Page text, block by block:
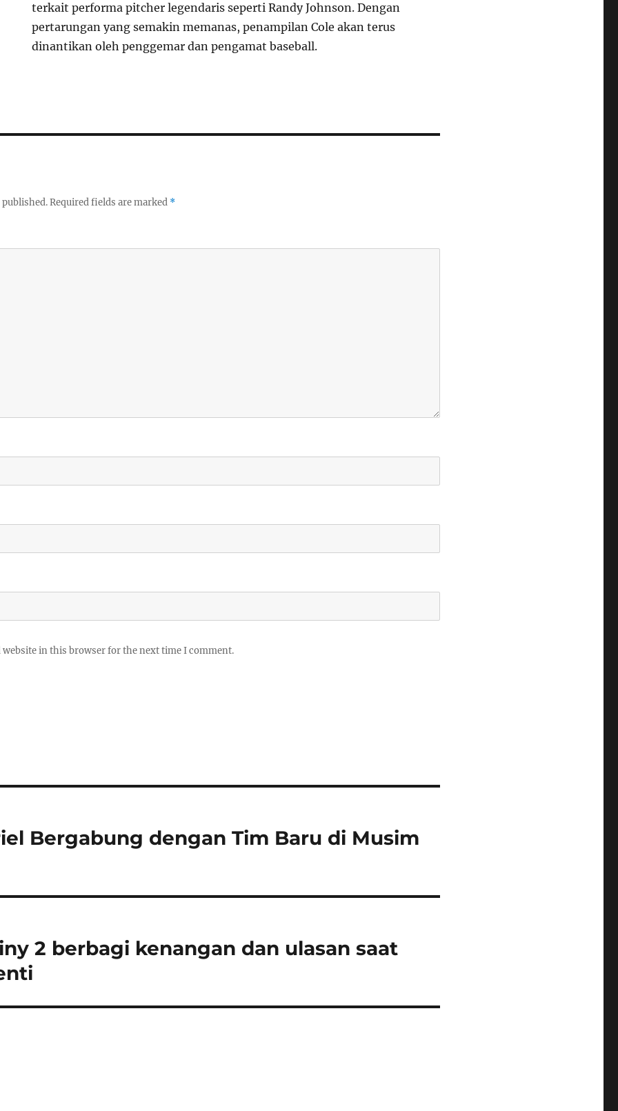
terkait performa pitcher legendaris seperti Randy Johnson. Dengan
pertarungan yang semakin memanas, penampilan Cole akan terus
dinantikan oleh penggemar dan pengamat baseball.
Required fields are marked *
website in this browser for the next time I comment.
Bergabung dengan Tim Baru di Musim
2 berbagi kenangan dan ulasan saat